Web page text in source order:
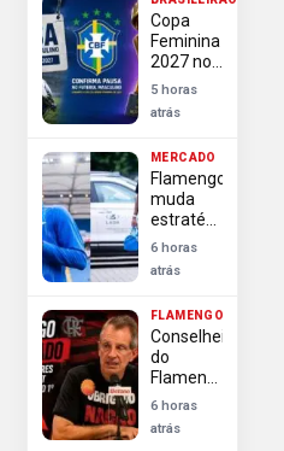
contra
investida
do
Arsenal
Copa
Feminina
2027 no
Brasil
causa
paralisação
futebol
masculino
5 horas
atrás
MERCADO
Flamengo
muda
estratégia
e
pressiona
por
rápida na
contratação
de Luiz
Henrique
6 horas
atrás
FLAMENGO
Conselheiros
do
Flamengo
exigem
transparência
e
6 horas
atrás